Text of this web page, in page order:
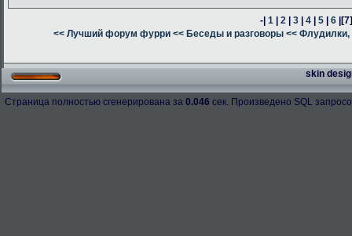
-|1 |2 |3 |4 |5 |6 |
<< Лучший форум фурри << Беседы и разговоры << Флудилки,
skin
Страница полностью сгенерирована за 0.046 сек. Произведено SQL